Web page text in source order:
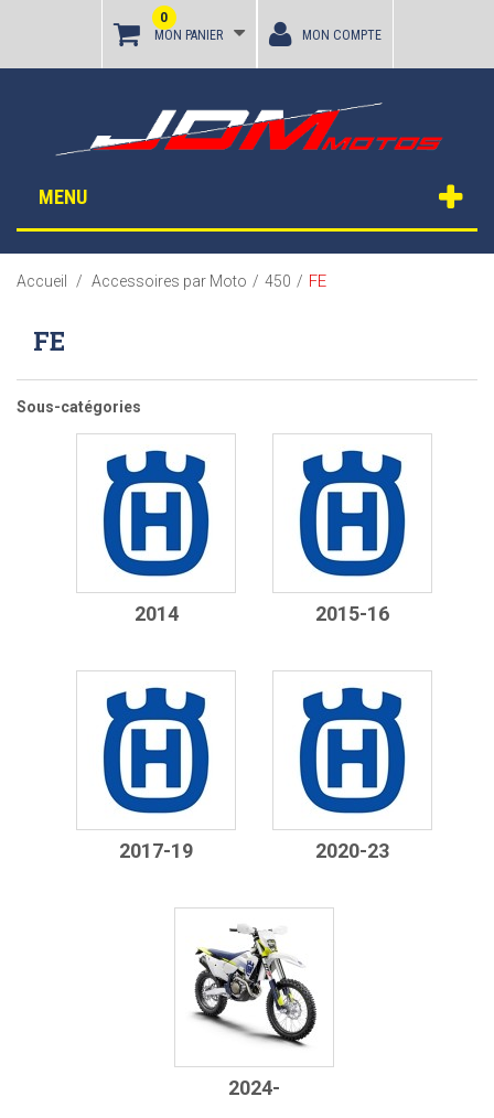
MON PANIER
0
MON COMPTE
MENU
Accueil / Accessoires par Moto / 450 / FE
FE
Sous-catégories
2014 2015-16
2017-19 2020-23
2024-